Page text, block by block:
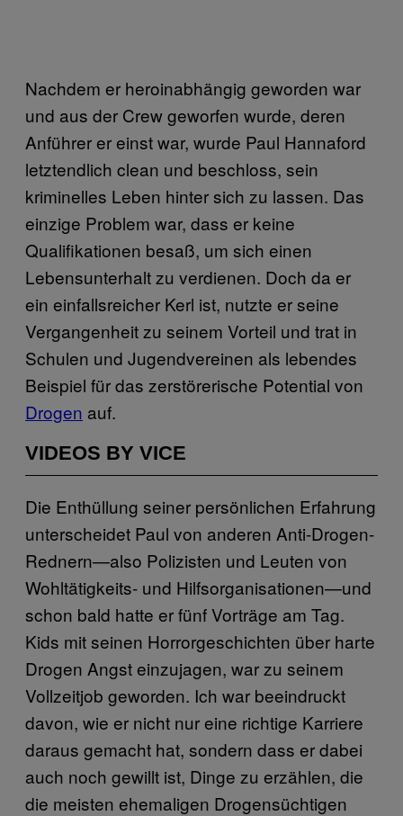
Nachdem er heroinabhängig geworden war
und aus der Crew geworfen wurde, deren
Anführer er einst war, wurde Paul Hannaford
letztendlich clean und beschloss, sein
kriminelles Leben hinter sich zu lassen. Das
einzige Problem war, dass er keine
Qualifikationen besaß, um sich einen
Lebensunterhalt zu verdienen. Doch da er
ein einfallsreicher Kerl ist, nutzte er seine
Vergangenheit zu seinem Vorteil und trat in
Schulen und Jugendvereinen als lebendes
Beispiel für das zerstörerische Potential von
Drogen auf.
VIDEOS BY VICE
Die Enthüllung seiner persönlichen Erfahrung
unterscheidet Paul von anderen Anti-Drogen-
Rednern—also Polizisten und Leuten von
Wohltätigkeits- und Hilfsorganisationen—und
schon bald hatte er fünf Vorträge am Tag.
Kids mit seinen Horrorgeschichten über harte
Drogen Angst einzujagen, war zu seinem
Vollzeitjob geworden. Ich war beeindruckt
davon, wie er nicht nur eine richtige Karriere
daraus gemacht hat, sondern dass er dabei
auch noch gewillt ist, Dinge zu erzählen, die
die meisten ehemaligen Drogensüchtigen